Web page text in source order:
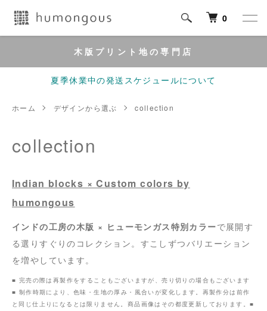
0
木版プリント地の専門店
夏季休業中の発送スケジュールについて
ホーム デザインから選ぶ collection
collection
Indian blocks × Custom colors by
humongous
インドの工房の木版 × ヒューモンガス特別カラーで展開す
る選りすぐりのコレクション。すこしずつバリエーション
を増やしています。
■ 完売の際は再製作をすることもございますが、売り切りの場合もございます
■ 制作時期により、色味・生地の厚み・風合いが変化します。再製作分は前作
と同じ仕上りになるとは限りません。商品画像はその都度更新しております。■